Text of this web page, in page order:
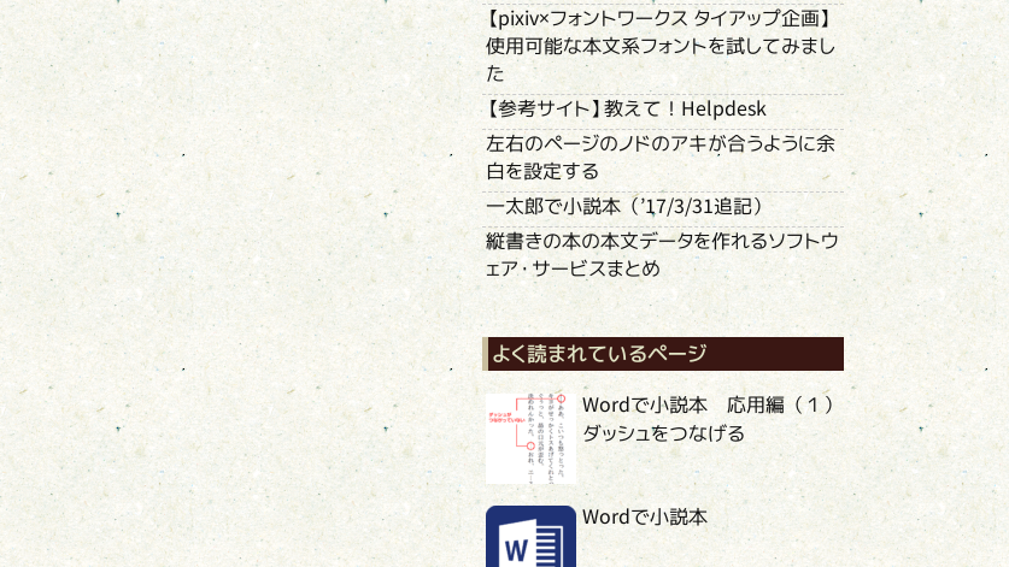
【pixiv×フォントワークス タイアップ企画】
使用可能な本文系フォントを試してみまし
た
【参考サイト】教えて！Helpdesk
左右のページのノドのアキが合うように余
白を設定する
一太郎で小説本（’17/3/31追記）
縦書きの本の本文データを作れるソフトウ
ェア・サービスまとめ
よく読まれているページ
Wordで小説本 応用編（１）
ダッシュをつなげる
Wordで小説本